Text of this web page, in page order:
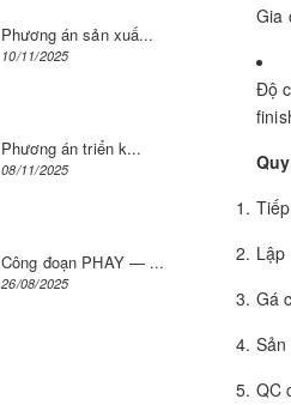
Gia
Độ
Gá
QC
Phương án sản xuấ...
10/11/2025
Phương án triển k...
08/11/2025
Công đoạn PHAY — ...
26/08/2025